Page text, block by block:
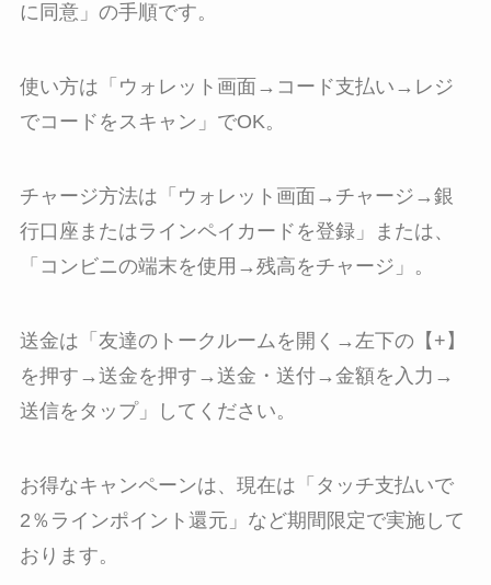
に同意」の手順です。
使い方は「ウォレット画面→コード支払い→レジ
でコードをスキャン」でOK。
チャージ方法は「ウォレット画面→チャージ→銀
行口座またはラインペイカードを登録」または、
「コンビニの端末を使用→残高をチャージ」。
送金は「友達のトークルームを開く→左下の【+】
を押す→送金を押す→送金・送付→金額を入力→
送信をタップ」してください。
お得なキャンペーンは、現在は「タッチ支払いで
2％ラインポイント還元」など期間限定で実施して
おります。